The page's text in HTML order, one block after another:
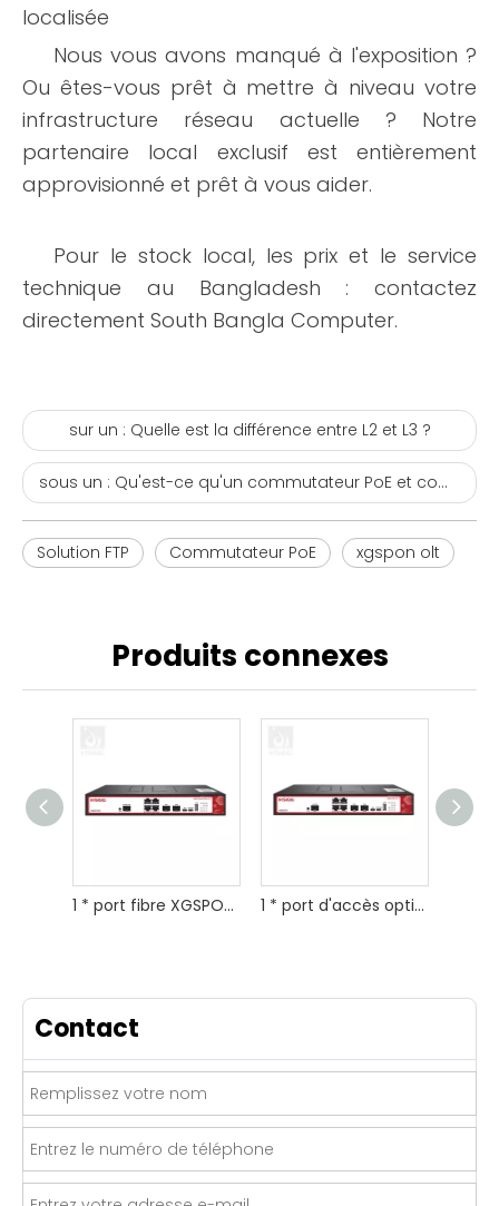
localisée
Nous vous avons manqué à l'exposition ?
Ou êtes-vous prêt à mettre à niveau votre
infrastructure réseau actuelle ? Notre
partenaire local exclusif est entièrement
approvisionné et prêt à vous aider.
Pour le stock local, les prix et le service
technique au Bangladesh : contactez
directement South Bangla Computer.
sur un : Quelle est la différence entre L2 et L3 ?
sous un : Qu'est-ce qu'un commutateur PoE et comment choisir ?
Solution FTP Commutateur PoE xgspon olt
Produits connexes
1 * port fibre XGSPON OLT avec 2*10G SFP + 1 * port d'accès optique FTTH XGSPON OLT
Contact